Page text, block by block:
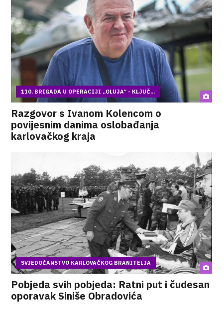
110. BRIGADA U OPERACIJI „OLUJA“ - KLJUČ...
Razgovor s Ivanom Kolencom o
povijesnim danima oslobađanja
karlovačkog kraja
SVJEDOČANSTVO KARLOVAČKOG BRANITELJA
Pobjeda svih pobjeda: Ratni put i čudesan
oporavak Siniše Obradovića